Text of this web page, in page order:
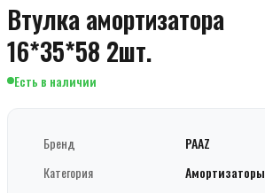
Втулка амортизатора
16*35*58 2шт.
Есть в наличии
Бренд PAAZ
Категория
Амортизаторы